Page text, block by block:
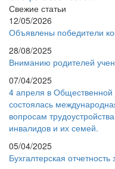
Свежие статьи
12/05/2026
Объявлены победители
28/08/2025
Вниманию родителей
07/04/2025
4 апреля в Общественной
состоялась
вопросам
инвалидов и их семей.
05/04/2025
Бухгалтерская отчетность